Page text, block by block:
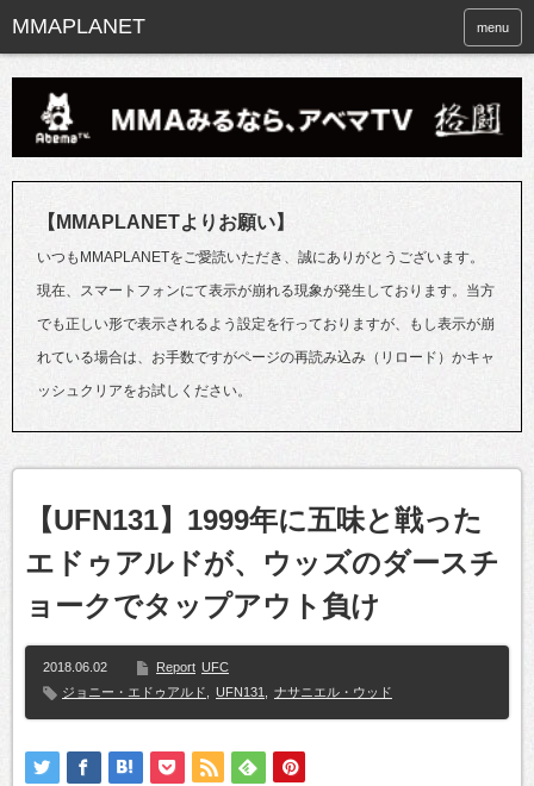
menu
【MMAPLANETよりお願い】
いつもMMAPLANETをご愛読いただき、誠にありがとうございます。
現在、スマートフォンにて表示が崩れる現象が発生しております。当方
でも正しい形で表示されるよう設定を行っておりますが、もし表示が崩
れている場合は、お手数ですがページの再読み込み（リロード）かキャ
ッシュクリアをお試しください。
【UFN131】1999年に五味と戦った
エドゥアルドが、ウッズのダースチ
ョークでタップアウト負け
2018.06.02 Report UFC
ジョニー・エドゥアルド
UFN131 ナサニエル・ウッド